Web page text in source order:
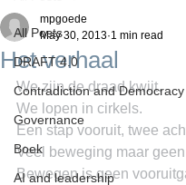
All Posts
DRAFT 4.0
Contradiction and Democracy
Governance
Boek
AI and leadership
Het verhaal
mpgoede
May 30, 2013 1 min read
We zijn de draad kwijt.
We lopen in cirkels.
Een stap vooruit, twee
Veel beweging maar
Bewegen is geen